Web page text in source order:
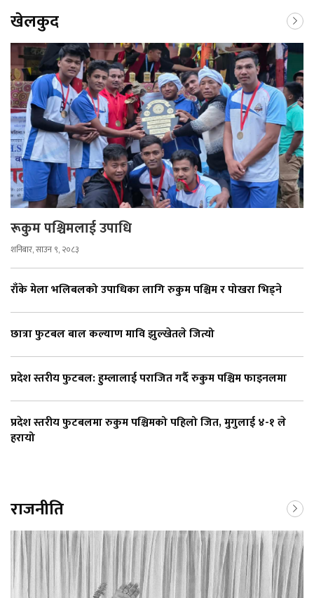
खेलकुद
रूकुम पश्चिमलाई उपाधि
शनिबार, साउन ९, २०८३
राँके मेला भलिबलको उपाधिका लागि रुकुम पश्चिम र पोखरा भिड्ने
छात्रा फुटबल बाल कल्याण मावि झुल्खेतले जित्यो
प्रदेश स्तरीय फुटबल: हुम्लालाई पराजित गर्दै रुकुम पश्चिम फाइनलमा
प्रदेश स्तरीय फुटबलमा रुकुम पश्चिमको पहिलो जित, मुगुलाई ४-१ ले
हरायो
राजनीति